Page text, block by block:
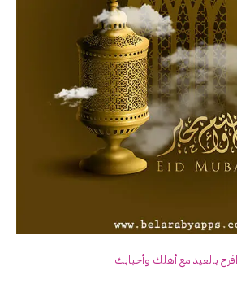
بالعيد مع أهلك وأحبابك